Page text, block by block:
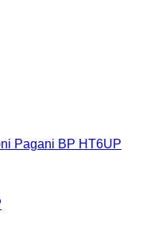
Pagani BP HT6UP